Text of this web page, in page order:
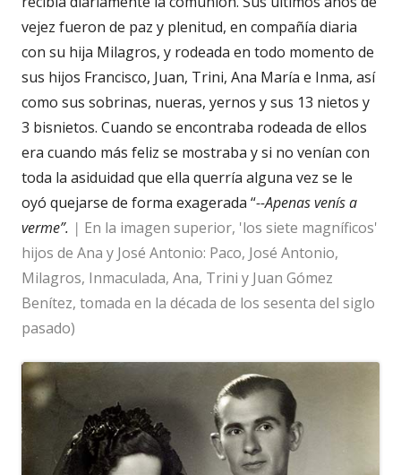
vejez fueron de paz y plenitud, en compañía diaria
con su hija Milagros, y rodeada en todo momento de
sus hijos Francisco, Juan, Trini, Ana María e Inma, así
como sus sobrinas, nueras, yernos y sus 13 nietos y
3 bisnietos. Cuando se encontraba rodeada de ellos
era cuando más feliz se mostraba y si no venían con
toda la asiduidad que ella querría alguna vez se le
oyó quejarse de forma exagerada “--Apenas venís a
verme”. | En la imagen superior, 'los siete magníficos'
hijos de Ana y José Antonio: Paco, José Antonio,
Milagros, Inmaculada, Ana, Trini y Juan Gómez
Benítez, tomada en la década de los sesenta del siglo
pasado)